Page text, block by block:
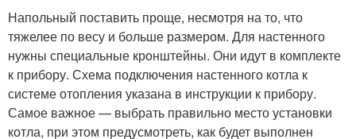
Напольный поставить проще, несмотря на то, что
тяжелее по весу и больше размером. Для настенного
нужны специальные кронштейны. Они идут в комплекте
к прибору. Схема подключения настенного котла к
системе отопления указана в инструкции к прибору.
Самое важное — выбрать правильно место установки
котла, при этом предусмотреть, как будет выполнен